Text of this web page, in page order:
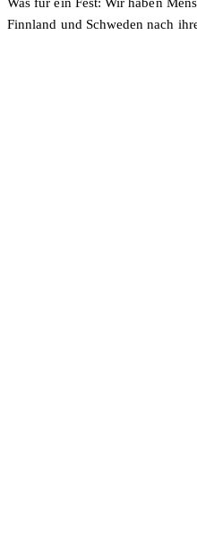
Was für ein Fest: Wir haben
Finnland und Schweden nach